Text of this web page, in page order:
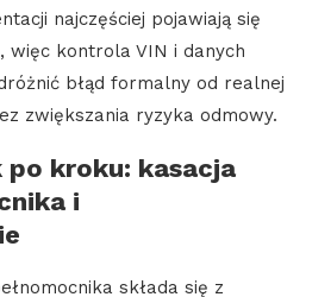
najczęściej pojawiają się
więc kontrola VIN i danych
błąd formalny od realnej
zwiększania ryzyka odmowy.
kroku: kasacja
i
składa się z